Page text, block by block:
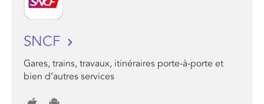
SNCF
Gares, trains, travaux, itinéraires porte-à-porte et
bien d’autres services